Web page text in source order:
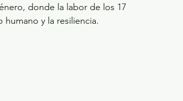
donde la labor de los 17
y la resiliencia.